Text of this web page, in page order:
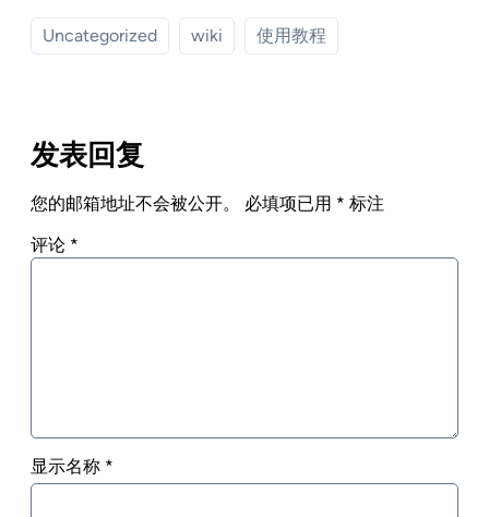
Uncategorized wiki 使用教程
发表回复
您的邮箱地址不会被公开。 必填项已用 * 标注
评论 *
显示名称 *